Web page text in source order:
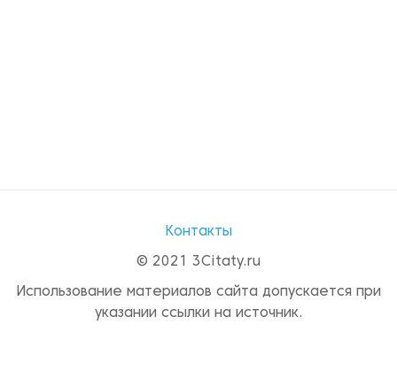
Контакты
© 2021 3Citaty.ru
Использование материалов сайта допускается при
указании ссылки на источник.